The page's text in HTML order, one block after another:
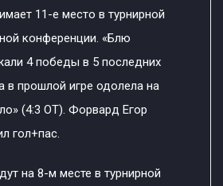
11-е место в турнирной
конференции. «Блю
4 победы в 5 последних
в прошлой игре одолела на
(4:3 ОТ). Форвард Егор
гол+пас.
на 8-м месте в турнирной